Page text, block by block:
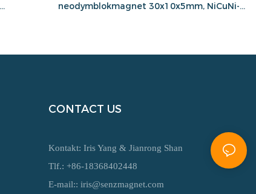
neodymblokmagnet 30x10x5mm, NiCuNi-
CONTACT US
Kontakt: Iris Yang & Jianrong Shan
Tlf.: +86-18368402448
E-mail:: iris@senzmagnet.com